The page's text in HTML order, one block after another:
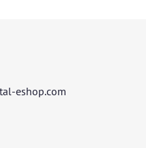
eshop.com